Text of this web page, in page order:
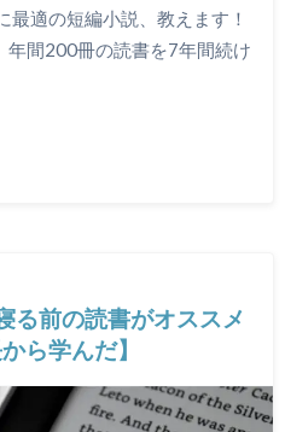
最適の短編小説、教えます！
年間200冊の読書を7年間続け
前の読書がオススメ
ら学んだ】